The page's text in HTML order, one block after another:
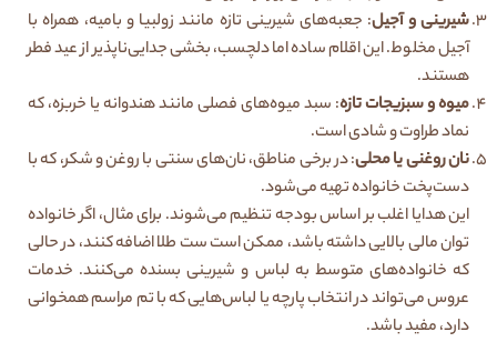
شیرینی و آجیل: جعبه‌های شیرینی تازه مانند زولبیا و بامیه، همراه با
آجیل مخلوط. این اقلام ساده اما دلچسب، بخشی جدایی‌ناپذیر از عید فطر
هستند.
میوه و سبزیجات تازه: سبد میوه‌های فصلی مانند هندوانه یا خربزه، که
نماد طراوت و شادی است.
نان روغنی یا محلی: در برخی مناطق، نان‌های سنتی با روغن و شکر، که با
دست‌پخت خانواده تهیه می‌شود.
این هدایا اغلب بر اساس بودجه تنظیم می‌شوند. برای مثال، اگر خانواده
توان مالی بالایی داشته باشد، ممکن است ست طلا اضافه کنند، در حالی
که خانواده‌های متوسط به لباس و شیرینی بسنده می‌کنند. خدمات
عروس می‌تواند در انتخاب پارچه یا لباس‌هایی که با تم مراسم همخوانی
دارد، مفید باشد.